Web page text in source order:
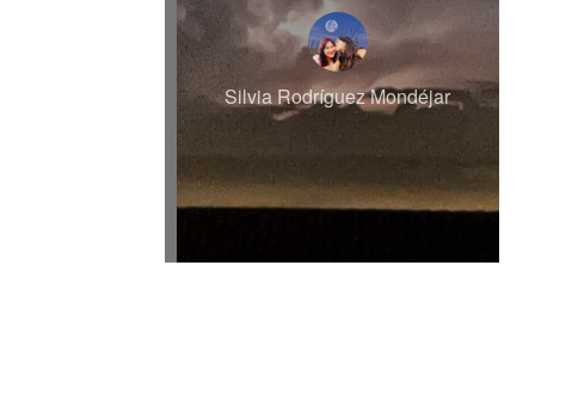
Silvia Rodríguez Mondéjar